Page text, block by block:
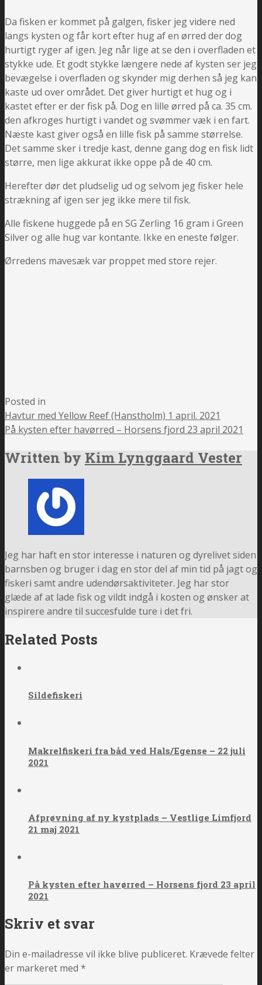
Da fisken er kommet på galgen, fisker jeg videre ned
langs kysten og får kort efter hug af en ørred der dog
hurtigt ryger af igen. Jeg når lige at se den i overfladen et
stykke ude. Et godt stykke længere nede af kysten ser jeg
bevægelse i overfladen og skynder mig derhen så jeg kan
kaste ud over området. Det giver hurtigt et hug og i
kastet efter er der fisk på. Dog en lille ørred på ca. 35 cm.
den afkroges hurtigt i vandet og svømmer væk i en fart.
Næste kast giver også en lille fisk på samme størrelse.
Det samme sker i tredje kast, denne gang dog en fisk lidt
større, men lige akkurat ikke oppe på de 40 cm.
Herefter dør det pludselig ud og selvom jeg fisker hele
strækning af igen ser jeg ikke mere til fisk.
Alle fiskene huggede på en SG Zerling 16 gram i Green
Silver og alle hug var kontante. Ikke en eneste følger.
Ørredens mavesæk var proppet med store rejer.
Posted in
Havtur med Yellow Reef (Hanstholm) 1 april. 2021
På kysten efter havørred – Horsens fjord 23 april 2021
Written by Kim Lynggaard Vester
Jeg har haft en stor interesse i naturen og dyrelivet siden
barnsben og bruger i dag en stor del af min tid på jagt og
fiskeri samt andre udendørsaktiviteter. Jeg har stor
glæde af at lade fisk og vildt indgå i kosten og ønsker at
inspirere andre til succesfulde ture i det fri.
Related Posts
Sildefiskeri
Makrelfiskeri fra båd ved Hals/Egense – 22 juli
2021
Afprøvning af ny kystplads – Vestlige Limfjord
21 maj 2021
På kysten efter havørred – Horsens fjord 23 april
2021
Skriv et svar
Din e-mailadresse vil ikke blive publiceret. Krævede felter
er markeret med *